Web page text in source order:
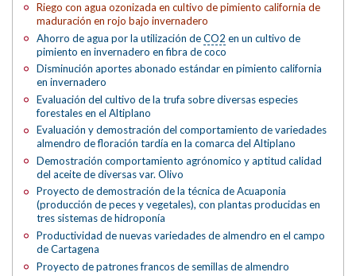
Riego con agua ozonizada en cultivo de pimiento california de
maduración en rojo bajo invernadero
Ahorro de agua por la utilización deCO2 en un cultivo de
pimiento en invernadero en fibra de coco
Disminución aportes abonado estándar en pimiento california
en invernadero
Evaluación del cultivo de la trufa sobre diversas especies
forestales en el Altiplano
Evaluación y demostración del comportamiento de variedades
almendro de floración tardía en la comarca del Altiplano
Demostración comportamiento agrónomico y aptitud calidad
del aceite de diversas var. Olivo
Proyecto de demostración de la técnica de Acuaponia
(producción de peces y vegetales), con plantas producidas en
tres sistemas de hidroponía
Productividad de nuevas variedades de almendro en el campo
de Cartagena
Proyecto de patrones francos de semillas de almendro